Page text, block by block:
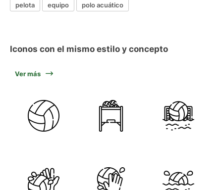
pelota equipo polo acuático
Iconos con el mismo estilo y concepto
Ver más